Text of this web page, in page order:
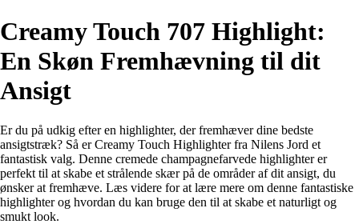
Creamy Touch 707 Highlight:
En Skøn Fremhævning til dit
Ansigt
Er du på udkig efter en highlighter, der fremhæver dine bedste
ansigtstræk? Så er Creamy Touch Highlighter fra Nilens Jord et
fantastisk valg. Denne cremede champagnefarvede highlighter er
perfekt til at skabe et strålende skær på de områder af dit ansigt, du
ønsker at fremhæve. Læs videre for at lære mere om denne fantastiske
highlighter og hvordan du kan bruge den til at skabe et naturligt og
smukt look.